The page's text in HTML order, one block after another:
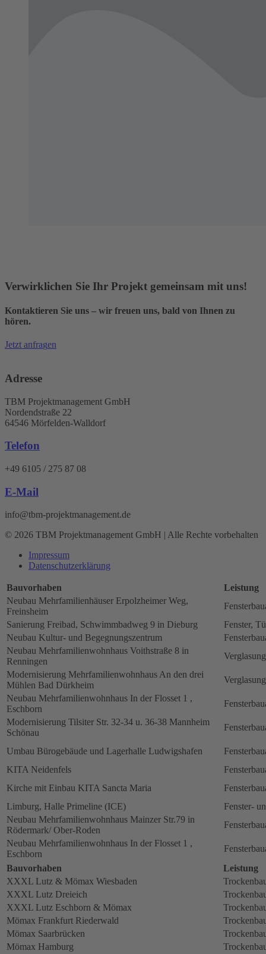
Verwirklichen Sie Ihr Projekt gemeinsam mit uns!
Kontaktieren Sie uns – wir freuen uns, bald von Ihnen zu
hören.
Jetzt anfragen
Adresse
TBM Projektmanagement GmbH
Nordendstraße 22
64546 Mörfelden-Walldorf
Telefon
+49 6105 / 275 87 08
E-Mail
info@tbm-projektmanagement.de
© 2026 TBM Projektmanagement GmbH | Alle Rechte vorbehalten
Impressum
Datenschutz­erklärung
Bauvorhaben
Leistung
Neubau Mehrfamilienhäuser Erpolzheimer Weg,
Freinsheim
Sanierung Freibad, Schwimmbadweg 9 in Dieburg
Fenster,
Neubau Kultur- und Begegnungszentrum
Neubau Mehrfamilienwohnhaus Voithstraße 8 in
Renningen
Modernisierung Mehrfamilienwohnhaus An den drei
Mühlen Bad Dürkheim
Neubau Mehrfamilienwohnhaus In der Flosset 1 ,
Eschborn
Modernisierung Tilsiter Str. 32-34 u. 36-38 Mannheim
Schönau
Umbau Bürogebäude und Lagerhalle Ludwigshafen
KITA Neidenfels
Kirche mit Einbau KITA Sancta Maria
Limburg, Halle Primeline (ICE)
Fenster-
Neubau Mehrfamilienwohnhaus Mainzer Str.79 in
Rödermark/ Ober-Roden
Neubau Mehrfamilienwohnhaus In der Flosset 1 ,
Eschborn
Bauvorhaben
Leistung
XXXL Lutz & Mömax Wiesbaden
XXXL Lutz Dreieich
XXXL Lutz Eschborn & Mömax
Mömax Frankfurt Riederwald
Mömax Saarbrücken
Mömax Hamburg